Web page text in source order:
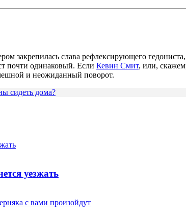
закрепилась слава рефлексирующего
почти одинаковый. Если Кевин Смит, или,
и неожиданный поворот.
сидеть дома?
уезжать